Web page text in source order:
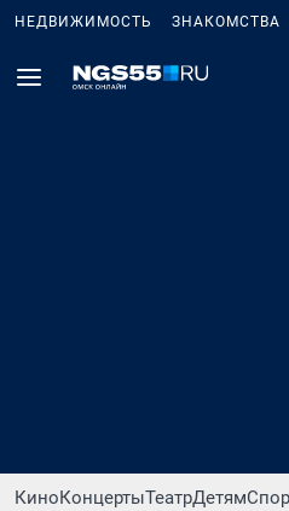
НЕДВИЖИМОСТЬ ЗНАКОМСТВА
КиноКонцертыТеатрДетям